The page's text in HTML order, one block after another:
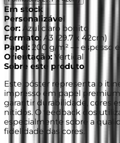
Em stock
Personalizável
Cor: Azul claro bonito
Formato: A3 (29.7 x 42cm)
Papel: 200 g/m² — espesso
Orientação: Vertical
Sobre este produto
Este póster representa o
impresso em papel
garantir durabilidade, cores
nítidos. O feedback dos
especialmente sobre a
fidelidade das cores.